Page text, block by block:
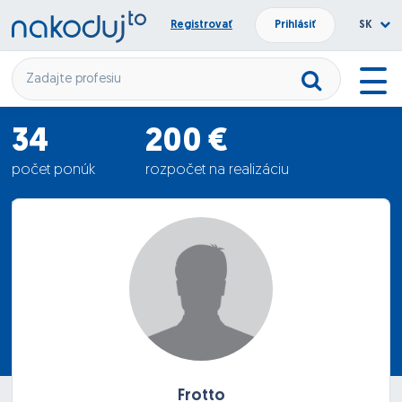
Registrovať Prihlásiť SK
34
počet ponúk
200 €
rozpočet na realizáciu
167.91 €
Frotto